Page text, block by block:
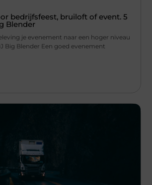
bedrijfsfeest, bruiloft of event. 5
Blender
je evenement naar een hoger niveau
Big Blender Een goed evenement